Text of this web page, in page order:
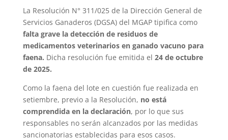
La Resolución N° 311/025 de la Dirección General de
Servicios Ganaderos (DGSA) del MGAP tipifica como
falta grave la detección de residuos de
medicamentos veterinarios en ganado vacuno para
faena. Dicha resolución fue emitida el 24 de octubre
de 2025.
Como la faena del lote en cuestión fue realizada en
setiembre, previo a la Resolución, no está
comprendida en la declaración, por lo que sus
responsables no serán alcanzados por las medidas
sancionatorias establecidas para esos casos.